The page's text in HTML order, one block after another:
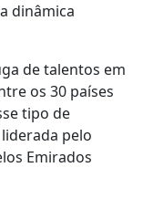
dinâmica
de talentos em
os 30 países
tipo de
pelo
Emirados